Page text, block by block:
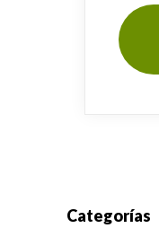
Categorías